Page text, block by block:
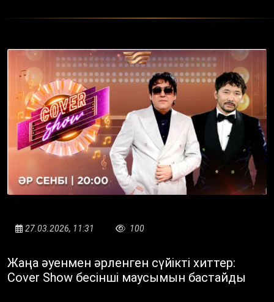
27.03.2026, 11:31 100
Жаңа әуенмен әрленген сүйікті хиттер:
Cover Show бесінші маусымын бастайды